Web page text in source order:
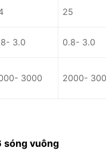
25
3.0 0.8- 3.0
3000 2000-
sóng vuông